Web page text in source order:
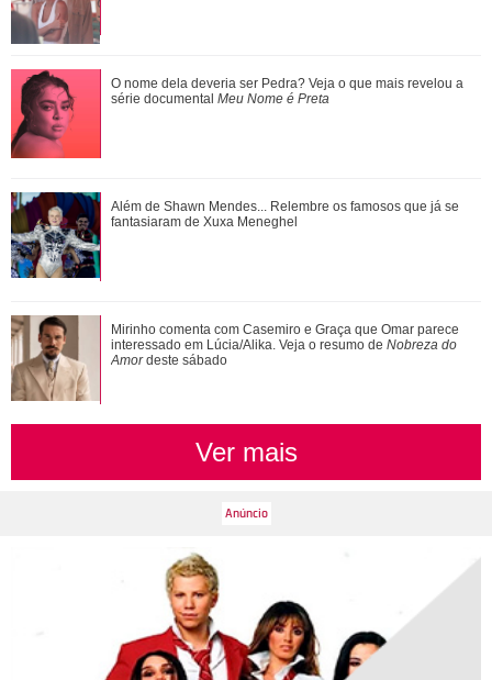
Ariana Grande anuncia pausa na carreira após críticas ao
corpo
Ariana Grande faz desabafo em show sobre decisão de
pausar a carreira: Não foi uma reação...
Além de Shawn Mendes... Relembre os famosos que já se
fantasiaram de Xuxa Meneghel
O nome dela deveria ser Pedra? Veja o que mais revelou a
série documental Meu Nome é Preta
Além de Shawn Mendes... Relembre os famosos que já se
fantasiaram de Xuxa Meneghel
Mirinho comenta com Casemiro e Graça que Omar parece
interessado em Lúcia/Alika. Veja o resumo de Nobreza do
Amordeste sábado
Ver mais